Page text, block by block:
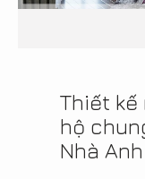
Thiết
hộ
Nhà